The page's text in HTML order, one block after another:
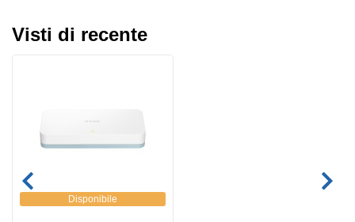
Visti di recente
Disponibile